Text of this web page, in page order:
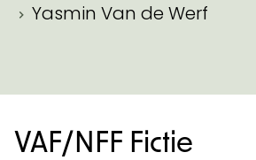
Yasmin Van de Werf
VAF/NFF Fictie